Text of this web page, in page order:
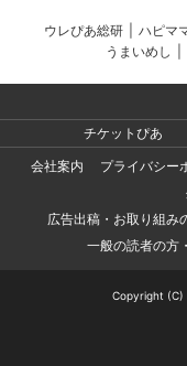
ウレぴあ総研 ハピマ
うまいめし
チケットぴあ
会社案内
プライバシー
広告出稿・お取り組み
一般の読者の方
Copyright (C)